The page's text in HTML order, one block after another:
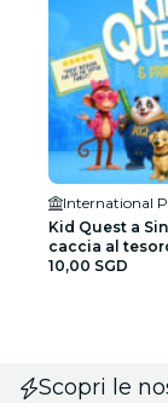
International
Kid Quest a
caccia al
per famiglie
10,00 SGD
Scopri le